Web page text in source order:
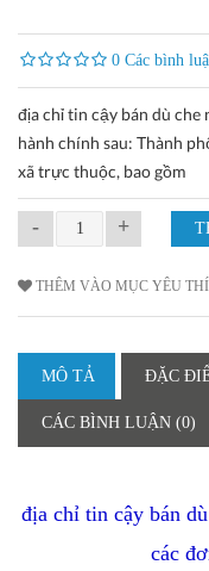
0 Các bình
địa chỉ tin cậy bán dù
hành chính sau: Thành
xã trực thuộc, bao gồm
- +
THÊM VÀO MỤC YÊU
MÔ TẢ ĐẶC
CÁC BÌNH LUẬN (0)
địa chỉ tin cậy bán
các